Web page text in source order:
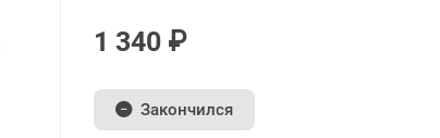
1 340 ₽
Закончился